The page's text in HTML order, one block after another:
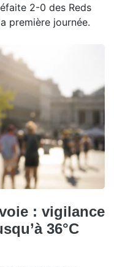
2-0 des Reds
première journée.
: vigilance
36°C